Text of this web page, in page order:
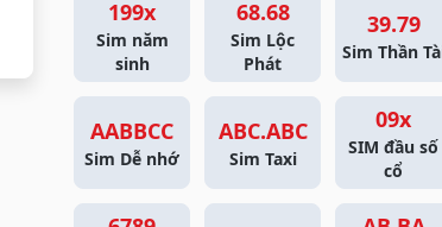
199x
Sim năm
sinh
68.68
Sim Lộc
Phát
39.79
Sim Thần
AABBCC
Sim Dễ nhớ
ABC.ABC
Sim Taxi
09x
SIM đầu số
cổ